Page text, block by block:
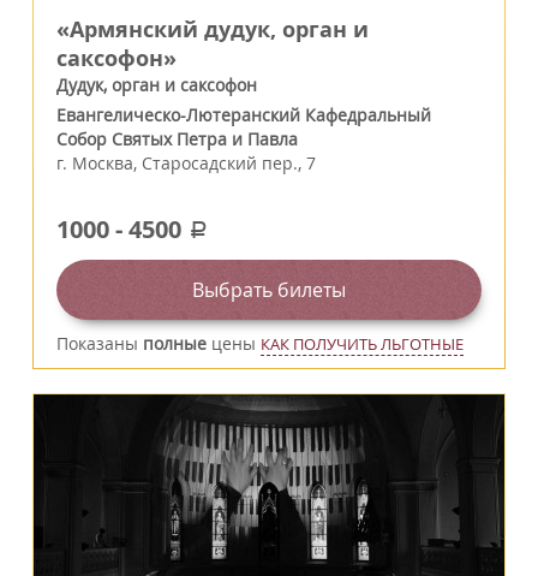
«Армянский дудук, орган и
саксофон»
Дудук, орган и саксофон
Евангелическо-Лютеранский Кафедральный
Собор Святых Петра и Павла
г. Москва, Старосадский пер., 7
1000-4500 a
Выбрать билеты
Показаны полные цены КАК ПОЛУЧИТЬ ЛЬГОТНЫЕ